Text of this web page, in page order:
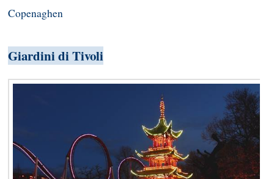
Copenaghen
Giardini di Tivoli